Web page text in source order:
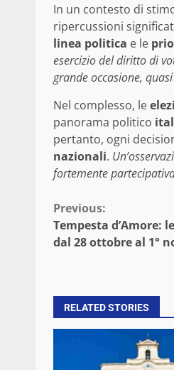
In un contesto di
ripercussioni
linea politica e le
esercizio del diritto di
grande occasione,
Nel complesso, le
panorama politico
pertanto, ogni
nazionali.
fortemente
Continue
Reading
Previous:
Tempesta d’Amore:
dal 28 ottobre al 1°
RELATED STORIES